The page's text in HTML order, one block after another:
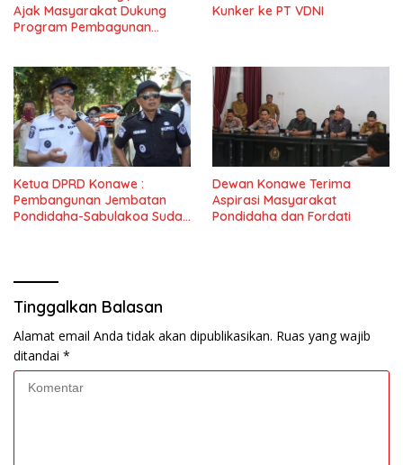
Ajak Masyarakat Dukung
Program Pembagunan
Kunker ke PT VDNI
Ketua DPRD Konawe :
Pembangunan Jembatan
Pondidaha-Sabulakoa Sudah
Dewan Konawe Terima
Aspirasi Masyarakat
Pondidaha dan Fordati
Tinggalkan Balasan
Alamat email Anda tidak akan dipublikasikan. Ruas yang wajib
ditandai *